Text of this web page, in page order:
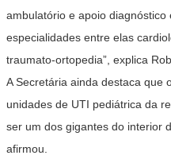
ambulatório e apoio
especialidades entre elas
traumato-ortopedia”, explica
A Secretária ainda destaca que
unidades de UTI pediátrica da
ser um dos gigantes do interior
afirmou.